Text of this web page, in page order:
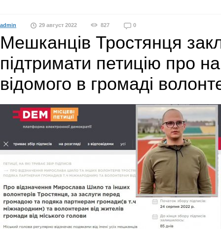
admin 29 август 2022 827 0
Мешканців Тростянця
підтримати петицію про
відомого в громаді